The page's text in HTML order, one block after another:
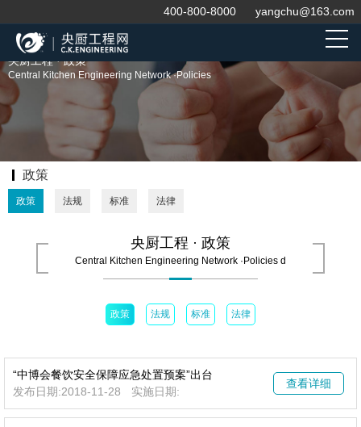
400-800-8000 yangchu@163.com
央厨工程 · 政策
Central Kitchen Engineering Network ·Policies
政策
政策 法规 标准 法律
央厨工程 · 政策
Central Kitchen Engineering Network ·Policies d
政策 法规 标准 法律
“中博会餐饮安全保障应急处置预案”出台
发布日期:2018-11-28
实施日期:
查看详细